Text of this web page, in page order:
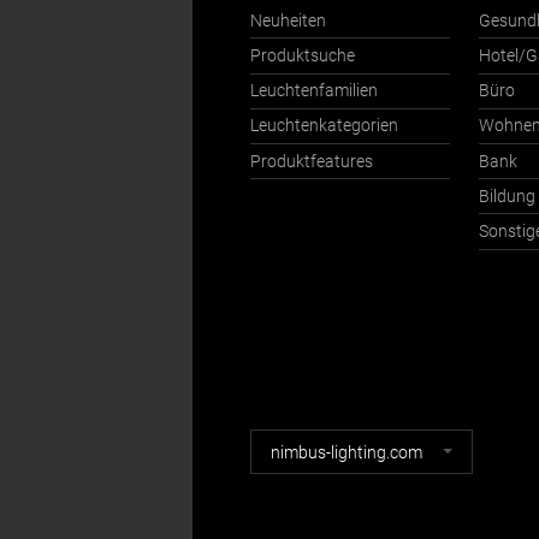
Neuheiten
Produktsuche
Leuchtenfamilien
Leuchtenkategorien
Produktfeatures
Hotel/
Büro
Wohnen
Bank
Bildung
Nimbus
Webseiten
nimbus-lighting.com